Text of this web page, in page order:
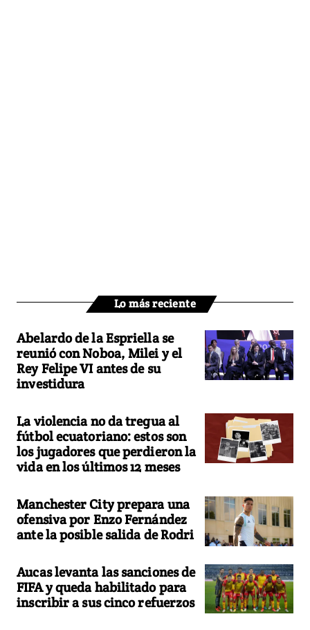
Lo más reciente
Abelardo de la Espriella se
reunió con Noboa, Milei y el
Rey Felipe VI antes de su
investidura
La violencia no da tregua al
fútbol ecuatoriano: estos son
los jugadores que perdieron la
vida en los últimos 12 meses
Manchester City prepara una
ofensiva por Enzo Fernández
ante la posible salida de Rodri
Aucas levanta las sanciones de
FIFA y queda habilitado para
inscribir a sus cinco refuerzos